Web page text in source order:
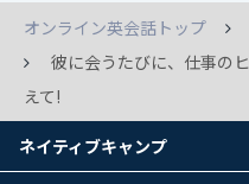
オンライン英会話トップ
彼に会うたびに、仕事の
えて!
ネイティブキャンプ